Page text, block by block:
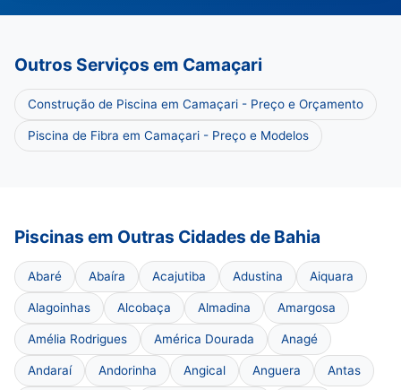
Outros Serviços em Camaçari
Construção de Piscina em Camaçari - Preço e Orçamento
Piscina de Fibra em Camaçari - Preço e Modelos
Piscinas em Outras Cidades de Bahia
Abaré Abaíra Acajutiba Adustina Aiquara
Alagoinhas Alcobaça Almadina Amargosa
Amélia Rodrigues América Dourada Anagé
Andaraí Andorinha Angical Anguera Antas